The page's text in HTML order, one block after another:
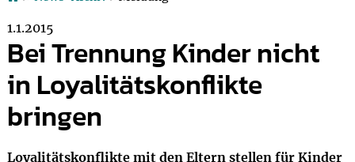
1.1.2015
Bei Trennung Kinder nicht
in Loyalitätskonflikte
bringen
Loyalitätskonflikte mit den Eltern stellen für Kinder